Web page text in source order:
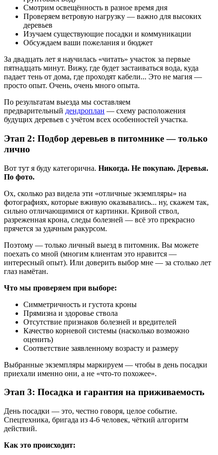
Смотрим освещённость в разное время дня
Проверяем ветровую нагрузку — важно для высоких
деревьев
Изучаем существующие посадки и коммуникации
Обсуждаем ваши пожелания и бюджет
За двадцать лет я научилась «читать» участок за первые
пятнадцать минут. Вижу, где будет застаиваться вода, куда
падает тень от дома, где проходят кабели... Это не магия —
просто опыт. Очень, очень много опыта.
По результатам выезда мы составляем
предварительный дендроплан — схему расположения
будущих деревьев с учётом всех особенностей участка.
Этап 2: Подбор деревьев в питомнике — только
лично
Вот тут я буду категорична. Никогда. Не покупаю. Деревья.
По фото.
Ох, сколько раз видела эти «отличные экземпляры» на
фотографиях, которые вживую оказывались... ну, скажем так,
сильно отличающимися от картинки. Кривой ствол,
разреженная крона, следы болезней — всё это прекрасно
прячется за удачным ракурсом.
Поэтому — только личный выезд в питомник. Вы можете
поехать со мной (многим клиентам это нравится —
интересный опыт). Или доверить выбор мне — за столько лет
глаз намётан.
Что мы проверяем при выборе:
Симметричность и густота кроны
Прямизна и здоровье ствола
Отсутствие признаков болезней и вредителей
Качество корневой системы (насколько возможно
оценить)
Соответствие заявленному возрасту и размеру
Выбранные экземпляры маркируем — чтобы в день посадки
приехали именно они, а не «что-то похожее».
Этап 3: Посадка и гарантия на приживаемость
День посадки — это, честно говоря, целое событие.
Спецтехника, бригада из 4-6 человек, чёткий алгоритм
действий.
Как это происходит: